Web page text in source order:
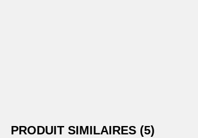
PRODUIT SIMILAIRES (5)